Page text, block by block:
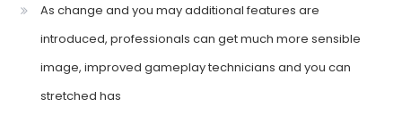
As change and you may additional features are
introduced, professionals can get much more sensible
image, improved gameplay technicians and you can
stretched has